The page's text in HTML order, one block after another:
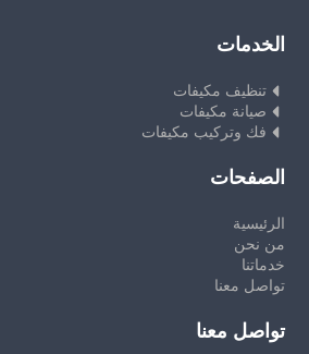
الخدمات
تنظيف مكيفات
صيانة مكيفات
فك وتركيب مكيفات
الصفحات
الرئيسية
من نحن
خدماتنا
تواصل معنا
تواصل معنا